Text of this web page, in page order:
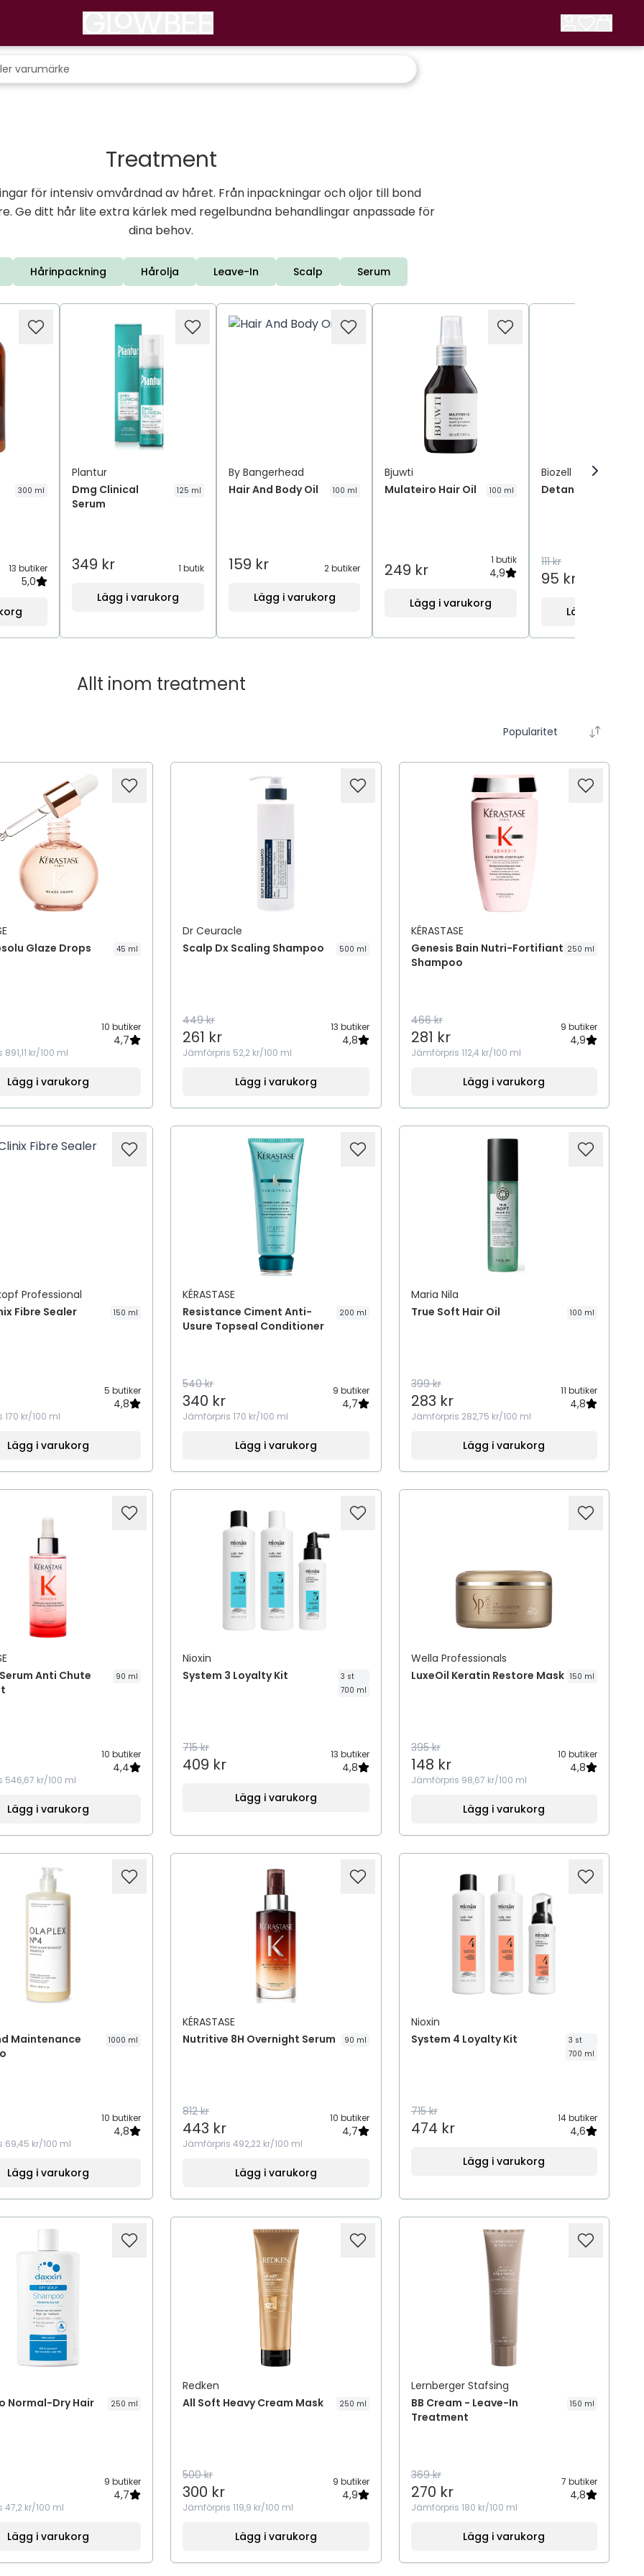
Treatment
för intensiv omvårdnad av håret. Från inpackningar och oljor till bond
Ge ditt hår lite extra kärlek med regelbundna behandlingar anpassade för
dina behov.
Hårinpackning Hårolja Leave-In Scalp Serum
300 ml
13 butiker
5,0
Plantur
Dmg Clinical
Serum
125 ml
349 kr 1 butik
Lägg i varukorg
By Bangerhead
Hair And Body Oil
100 ml
159 kr 2 butiker
Lägg i varukorg
Bjuwti
Mulateiro Hair Oil
100 ml
249 kr
1 butik
4,9
Lägg i varukorg
Biozell
Detangling Spray
111 kr
95 kr
Lägg i
Allt inom treatment
Popularitet
Glaze Drops
45 ml
10 butiker
4,7
891,11 kr/100 ml
Lägg i varukorg
Dr Ceuracle
Scalp Dx Scaling Shampoo
500 ml
449 kr
261 kr
13 butiker
4,8
Jämförpris 52,2 kr/100 ml
Lägg i varukorg
KÉRASTASE
Genesis Bain Nutri-Fortifiant
Shampoo
250 ml
466 kr
281 kr
9 butiker
4,9
Jämförpris 112,4 kr/100 ml
Lägg i varukorg
Professional
Fibre Sealer
150 ml
5 butiker
4,8
170 kr/100 ml
Lägg i varukorg
KÉRASTASE
Resistance Ciment Anti-
Usure Topseal Conditioner
200 ml
540 kr
340 kr
9 butiker
4,7
Jämförpris170 kr/100 ml
Lägg i varukorg
Maria Nila
True Soft Hair Oil
100 ml
399 kr
283 kr
11 butiker
4,8
Jämförpris 282,75 kr/100 ml
Lägg i varukorg
Anti Chute
90 ml
10 butiker
4,4
546,67 kr/100 ml
Lägg i varukorg
Nioxin
System 3 Loyalty Kit
3 st
700 ml
715 kr
409 kr
13 butiker
4,8
Lägg i varukorg
Wella Professionals
LuxeOil Keratin Restore Mask 150 ml
395 kr
148 kr
10 butiker
4,8
Jämförpris 98,67 kr/100 ml
Lägg i varukorg
Maintenance
1000 ml
10 butiker
4,8
69,45 kr/100 ml
Lägg i varukorg
KÉRASTASE
Nutritive 8H Overnight Serum
90 ml
812 kr
443 kr
10 butiker
4,7
Jämförpris492,22 kr/100 ml
Lägg i varukorg
Nioxin
System 4 Loyalty Kit
3 st
700 ml
715 kr
474 kr
14 butiker
4,6
Lägg i varukorg
Normal-Dry Hair
250 ml
9 butiker
4,7
47,2 kr/100 ml
Lägg i varukorg
Redken
All Soft Heavy Cream Mask
250 ml
500 kr
300 kr
9 butiker
4,9
Jämförpris119,9 kr/100 ml
Lägg i varukorg
Lernberger Stafsing
BB Cream - Leave-In
Treatment
150 ml
369 kr
270 kr
7 butiker
4,8
Jämförpris 180 kr/100 ml
Lägg i varukorg